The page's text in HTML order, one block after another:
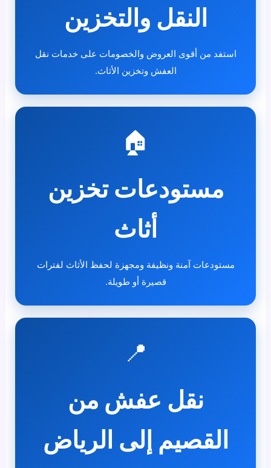
النقل والتخزين
استفد من أقوى العروض والخصومات على خدمات نقل
العفش وتخزين الأثاث.
🏠
مستودعات تخزين
أثاث
مستودعات آمنة ونظيفة ومجهزة لحفظ الأثاث لفترات
قصيرة أو طويلة.
📍
نقل عفش من
القصيم إلى الرياض